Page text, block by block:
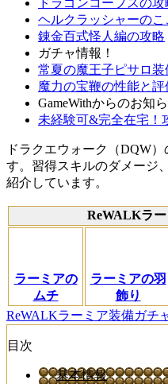
ヘルクラッシャーの
錬金百式怪人編の攻略
ガチャ情報！
常夏の魔王子ピサロ
魔力の宝鞭の性能と評
GameWithからのお知
未経験可&完全在宅！
ドラクエウォーク（DQW
す。習得スキルのダメージ
紹介しています。
ReWALKラ
ラーミアの
ムチ
ラーミアの羽
飾り
ReWALKラーミア装備ガチ
目次
基本情報